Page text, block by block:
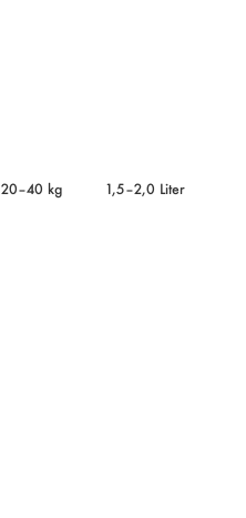
20–40 kg 1,5–2,0 Liter